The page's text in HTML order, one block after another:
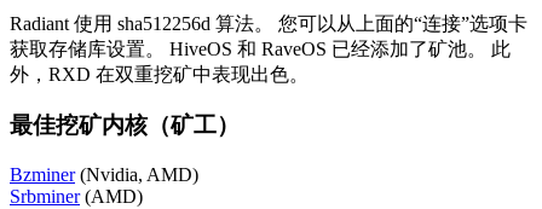
Radiant 使用 sha512256d 算法。 您可以从上面的“连接”选项卡
获取存储库设置。 HiveOS 和 RaveOS 已经添加了矿池。 此
外，RXD 在双重挖矿中表现出色。
最佳挖矿内核（矿工）
Bzminer(Nvidia, AMD)
Srbminer(AMD)